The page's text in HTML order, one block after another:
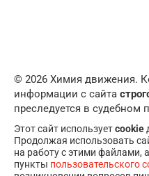
© 2026 Химия движения.
информации с сайта
преследуется в судебном
Этот сайт используетcookie
Продолжая использовать
на работу с этими файлами,
пункты пользовательского